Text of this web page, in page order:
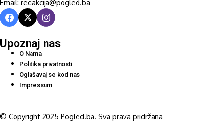
Email: redakcija@pogled.ba
Upoznaj nas
O Nama
Politika privatnosti
Oglašavaj se kod nas
Impressum
© Copyright 2025 Pogled.ba. Sva prava pridržana